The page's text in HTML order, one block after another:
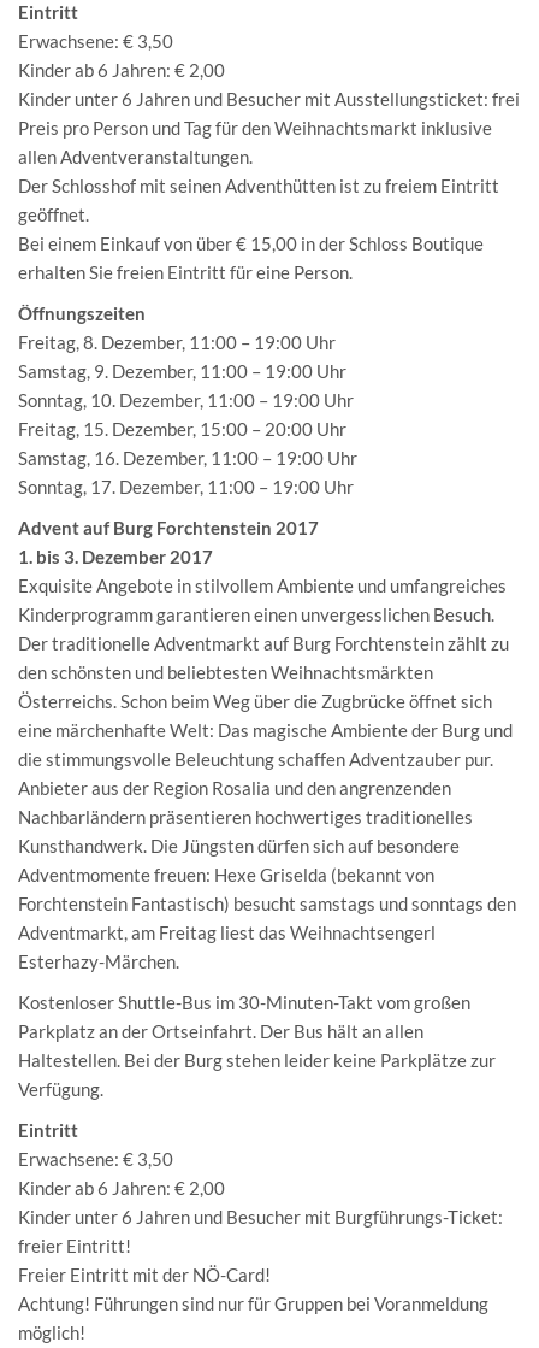
Eintritt
Erwachsene: € 3,50
Kinder ab 6 Jahren: € 2,00
Kinder unter 6 Jahren und Besucher mit Ausstellungsticket: frei
Preis pro Person und Tag für den Weihnachtsmarkt inklusive
allen Adventveranstaltungen.
Der Schlosshof mit seinen Adventhütten ist zu freiem Eintritt
geöffnet.
Bei einem Einkauf von über € 15,00 in der Schloss Boutique
erhalten Sie freien Eintritt für eine Person.
Öffnungszeiten
Freitag, 8. Dezember, 11:00 – 19:00 Uhr
Samstag, 9. Dezember, 11:00 – 19:00 Uhr
Sonntag, 10. Dezember, 11:00 – 19:00 Uhr
Freitag, 15. Dezember, 15:00 – 20:00 Uhr
Samstag, 16. Dezember, 11:00 – 19:00 Uhr
Sonntag, 17. Dezember, 11:00 – 19:00 Uhr
Advent auf Burg Forchtenstein 2017
1. bis 3. Dezember 2017
Exquisite Angebote in stilvollem Ambiente und umfangreiches
Kinderprogramm garantieren einen unvergesslichen Besuch.
Der traditionelle Adventmarkt auf Burg Forchtenstein zählt zu
den schönsten und beliebtesten Weihnachtsmärkten
Österreichs. Schon beim Weg über die Zugbrücke öffnet sich
eine märchenhafte Welt: Das magische Ambiente der Burg und
die stimmungsvolle Beleuchtung schaffen Adventzauber pur.
Anbieter aus der Region Rosalia und den angrenzenden
Nachbarländern präsentieren hochwertiges traditionelles
Kunsthandwerk. Die Jüngsten dürfen sich auf besondere
Adventmomente freuen: Hexe Griselda (bekannt von
Forchtenstein Fantastisch) besucht samstags und sonntags den
Adventmarkt, am Freitag liest das Weihnachtsengerl
Esterhazy-Märchen.
Kostenloser Shuttle-Bus im 30-Minuten-Takt vom großen
Parkplatz an der Ortseinfahrt. Der Bus hält an allen
Haltestellen. Bei der Burg stehen leider keine Parkplätze zur
Verfügung.
Eintritt
Erwachsene: € 3,50
Kinder ab 6 Jahren: € 2,00
Kinder unter 6 Jahren und Besucher mit Burgführungs-Ticket:
freier Eintritt!
Freier Eintritt mit der NÖ-Card!
Achtung! Führungen sind nur für Gruppen bei Voranmeldung
möglich!